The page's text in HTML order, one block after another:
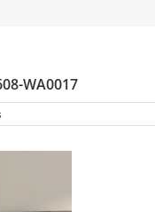
WA0017